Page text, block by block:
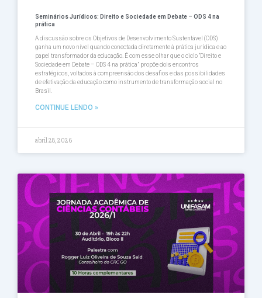
Seminários Jurídicos: Direito e Sociedade em Debate – ODS 4 na
prática
A discussão sobre os Objetivos de Desenvolvimento Sustentável (ODS)
ganha um novo nível quando conectada diretamente à prática jurídica e ao
papel transformador da educação. É com esse olhar que o ciclo “Direito e
Sociedade em Debate – ODS 4 na prática” propõe dois encontros
estratégicos, voltados à compreensão dos desafios e das possibilidades
de efetivação da educação como instrumento de transformação social no
Brasil.
CONTINUE LENDO »
abril 28, 2026